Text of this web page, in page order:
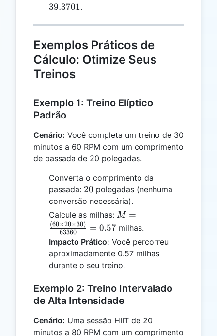
39.3701.
Exemplos Práticos de
Cálculo: Otimize Seus
Treinos
Exemplo 1: Treino Elíptico
Padrão
Cenário: Você completa um treino de 30
minutos a 60 RPM com um comprimento
de passada de 20 polegadas.
Converta o comprimento da
passada: 20
20 polegadas (nenhuma
conversão necessária).
Calcule as milhas: M =
\frac{(60
\times 20
\times
30)}
{63360}
M =
63360
(60×20×30) = 0.57 milhas.
Impacto Prático: Você percorreu
aproximadamente 0.57 milhas
durante o seu treino.
Exemplo 2: Treino Intervalado
de Alta Intensidade
Cenário: Uma sessão HIIT de 20
minutos a 80 RPM com um comprimento